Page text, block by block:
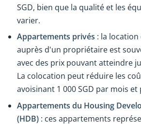
SGD, bien que la qualité et les
varier.
Appartements privés : la
auprès d'un propriétaire est
avec des prix pouvant atteindre
La colocation peut réduire les
avoisinant 1 000 SGD par mois
Appartements du Housing
(HDB) : ces appartements